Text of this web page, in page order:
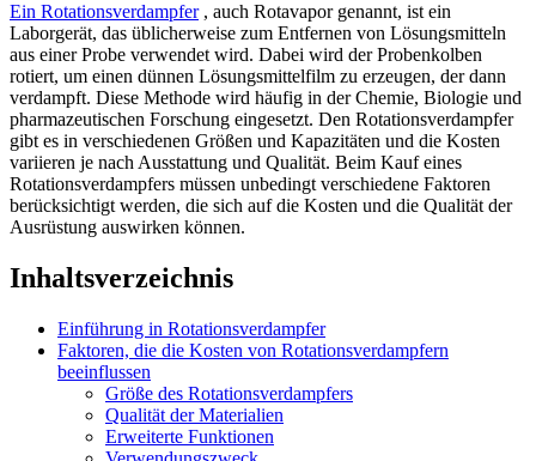
Ein Rotationsverdampfer, auch Rotavapor genannt, ist ein
Laborgerät, das üblicherweise zum Entfernen von Lösungsmitteln
aus einer Probe verwendet wird. Dabei wird der Probenkolben
rotiert, um einen dünnen Lösungsmittelfilm zu erzeugen, der dann
verdampft. Diese Methode wird häufig in der Chemie, Biologie und
pharmazeutischen Forschung eingesetzt. Den Rotationsverdampfer
gibt es in verschiedenen Größen und Kapazitäten und die Kosten
variieren je nach Ausstattung und Qualität. Beim Kauf eines
Rotationsverdampfers müssen unbedingt verschiedene Faktoren
berücksichtigt werden, die sich auf die Kosten und die Qualität der
Ausrüstung auswirken können.
Inhaltsverzeichnis
Einführung in Rotationsverdampfer
Faktoren, die die Kosten von Rotationsverdampfern
beeinflussen
Größe des Rotationsverdampfers
Qualität der Materialien
Erweiterte Funktionen